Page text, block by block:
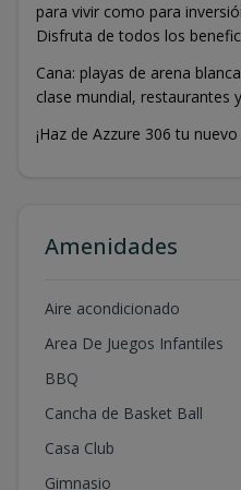
para vivir como para
Disfruta de todos los
Cana: playas de arena
clase mundial, restaurantes
¡Haz de Azzure 306 tu
Amenidades
Aire acondicionado
Area De Juegos Infantiles
BBQ
Cancha de Basket Ball
Casa Club
Gimnasio